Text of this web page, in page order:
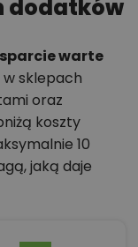
dodatków
warte
sklepach
oraz
koszty
10
jaką daje